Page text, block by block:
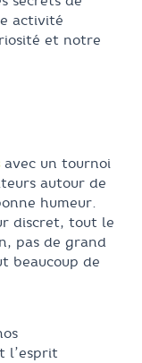
activité
et notre
avec un tournoi
autour de
humeur.
discret, tout le
pas de grand
beaucoup de
l’esprit